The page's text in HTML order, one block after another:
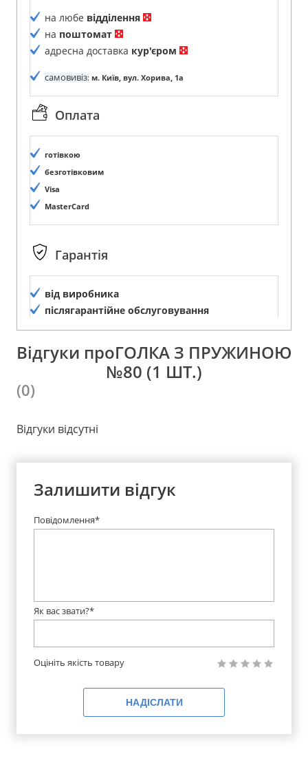
на любе відділення
на поштомат
адресна доставка кур'єром
самовивіз: м. Київ, вул. Хорива, 1а
Оплата
готівкою
безготівковим
Visa
MasterCard
Гарантія
від виробника
післягарантійне обслуговування
Відгуки проГОЛКА З ПРУЖИНОЮ
№80 (1 ШТ.)
(0)
Відгуки відсутні
Залишити відгук
Повідомлення*
Як вас звати?*
Оцініть якість товару
НАДІСЛАТИ